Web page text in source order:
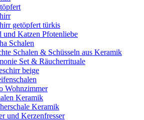
getöpfert türkis
und Katzen Pfotenliebe
Schalen
Schalen & Schüsseln aus Keramik
Set & Räucherrituale
beige
Wohnzimmer
Keramik
Keramik
und Kerzenfresser